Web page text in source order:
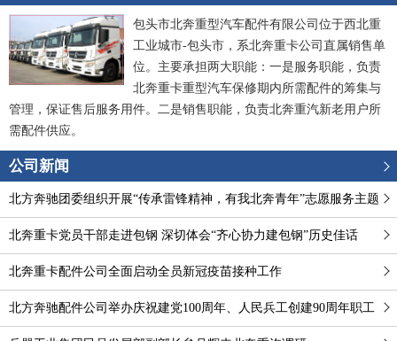
包头市北奔重型汽车配件有限公司位于西北重
工业城市-包头市，系北奔重卡公司直属销售单
位。主要承担两大职能：一是服务职能，负责
北奔重卡重型汽车保修期内所需配件的筹集与
管理，保证售后服务用件。二是销售职能，负责北奔重汽新老用户所
需配件供应。
公司新闻
北方奔驰团委组织开展“传承雷锋精神，有我北奔青年”志愿服务主题
团日系列活动
北奔重卡党员干部走进包钢 深切体会“齐心协力建包钢”历史佳话
北奔重卡配件公司全面启动全员新冠疫苗接种工作
北方奔驰配件公司举办庆祝建党100周年、人民兵工创建90周年职工
健步行活动